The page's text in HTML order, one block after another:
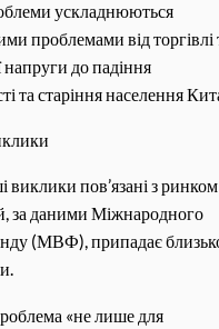
ускладнюються
проблемами від торгівлі
напруги до падіння
та старіння населення
виклики пов’язані з ринком
за даними Міжнародного
(МВФ), припадає
«не лише для